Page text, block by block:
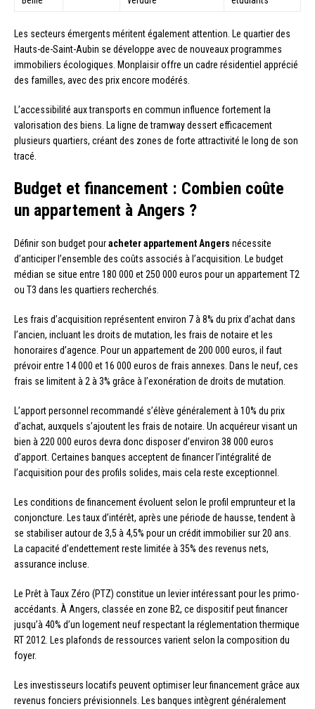
Les secteurs émergents méritent également attention. Le quartier des
Hauts-de-Saint-Aubin se développe avec de nouveaux programmes
immobiliers écologiques. Monplaisir offre un cadre résidentiel apprécié
des familles, avec des prix encore modérés.
L’accessibilité aux transports en commun influence fortement la
valorisation des biens. La ligne de tramway dessert efficacement
plusieurs quartiers, créant des zones de forte attractivité le long de son
tracé.
Budget et financement : Combien coûte
un appartement à Angers ?
Définir son budget pouracheter appartement Angers nécessite
d’anticiper l’ensemble des coûts associés à l’acquisition. Le budget
médian se situe entre 180 000 et 250 000 euros pour un appartement T2
ou T3 dans les quartiers recherchés.
Les frais d’acquisition représentent environ 7 à 8% du prix d’achat dans
l’ancien, incluant les droits de mutation, les frais de notaire et les
honoraires d’agence. Pour un appartement de 200 000 euros, il faut
prévoir entre 14 000 et 16 000 euros de frais annexes. Dans le neuf, ces
frais se limitent à 2 à 3% grâce à l’exonération de droits de mutation.
L’apport personnel recommandé s’élève généralement à 10% du prix
d’achat, auxquels s’ajoutent les frais de notaire. Un acquéreur visant un
bien à 220 000 euros devra donc disposer d’environ 38 000 euros
d’apport. Certaines banques acceptent de financer l’intégralité de
l’acquisition pour des profils solides, mais cela reste exceptionnel.
Les conditions de financement évoluent selon le profil emprunteur et la
conjoncture. Les taux d’intérêt, après une période de hausse, tendent à
se stabiliser autour de 3,5 à 4,5% pour un crédit immobilier sur 20 ans.
La capacité d’endettement reste limitée à 35% des revenus nets,
assurance incluse.
Le Prêt à Taux Zéro (PTZ) constitue un levier intéressant pour les primo-
accédants. À Angers, classée en zone B2, ce dispositif peut financer
jusqu’à 40% d’un logement neuf respectant la réglementation thermique
RT 2012. Les plafonds de ressources varient selon la composition du
foyer.
Les investisseurs locatifs peuvent optimiser leur financement grâce aux
revenus fonciers prévisionnels. Les banques intègrent généralement